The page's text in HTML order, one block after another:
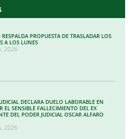
PROPUESTA DE TRASLADAR LOS
A LOS LUNES
2026
DECLARA DUELO LABORABLE EN
EL SENSIBLE FALLECIMIENTO DEL EX
DEL PODER JUDICIAL OSCAR ALFARO
2026